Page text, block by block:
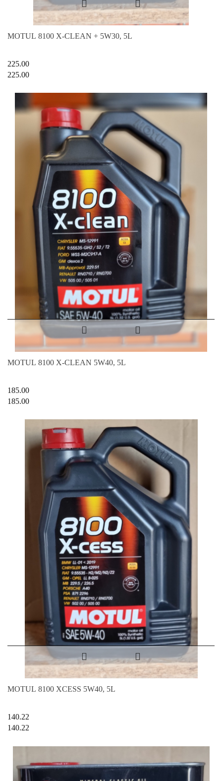
MOTUL 8100 X-CLEAN + 5W30, 5L
225.00
225.00
MOTUL 8100 X-CLEAN 5W40, 5L
185.00
185.00
MOTUL 8100 XCESS 5W40, 5L
140.22
140.22